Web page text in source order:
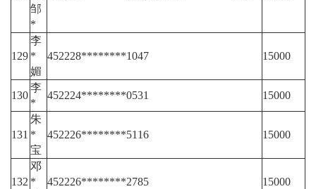
邹
*
129
李
*
媚
452228********1047 15000
130
李
*
452224********0531 15000
131
朱
*
宝
452226********5116 15000
132
邓
*
452226********2785 15000